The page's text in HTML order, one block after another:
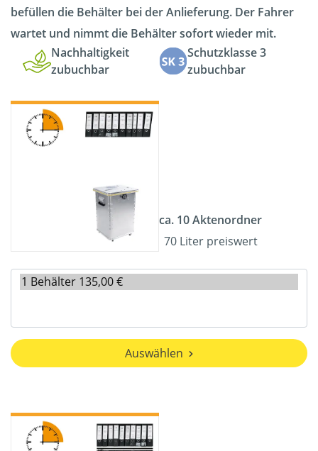
befüllen die Behälter bei der Anlieferung. Der Fahrer
wartet und nimmt die Behälter sofort wieder mit.
Nachhaltigkeit
zubuchbar
Schutzklasse 3
zubuchbar
ca. 10 Aktenordner
70 Liter preiswert
Auswählen